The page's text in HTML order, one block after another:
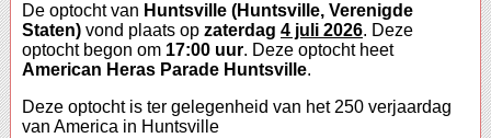
De optocht van Huntsville (Huntsville, Verenigde
Staten) vond plaats op zaterdag 4 juli 2026. Deze
optocht begon om 17:00 uur. Deze optocht heet
American Heras Parade Huntsville.
Deze optocht is ter gelegenheid van het 250 verjaardag
van America in Huntsville